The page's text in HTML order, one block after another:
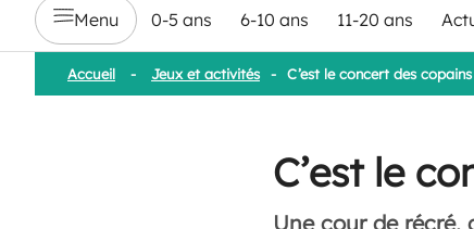
Menu 0-5 ans 6-10 ans 11-20 ans
Accueil - Jeux et activités - C’est le concert des copains
C’est le
Une cour de récré,